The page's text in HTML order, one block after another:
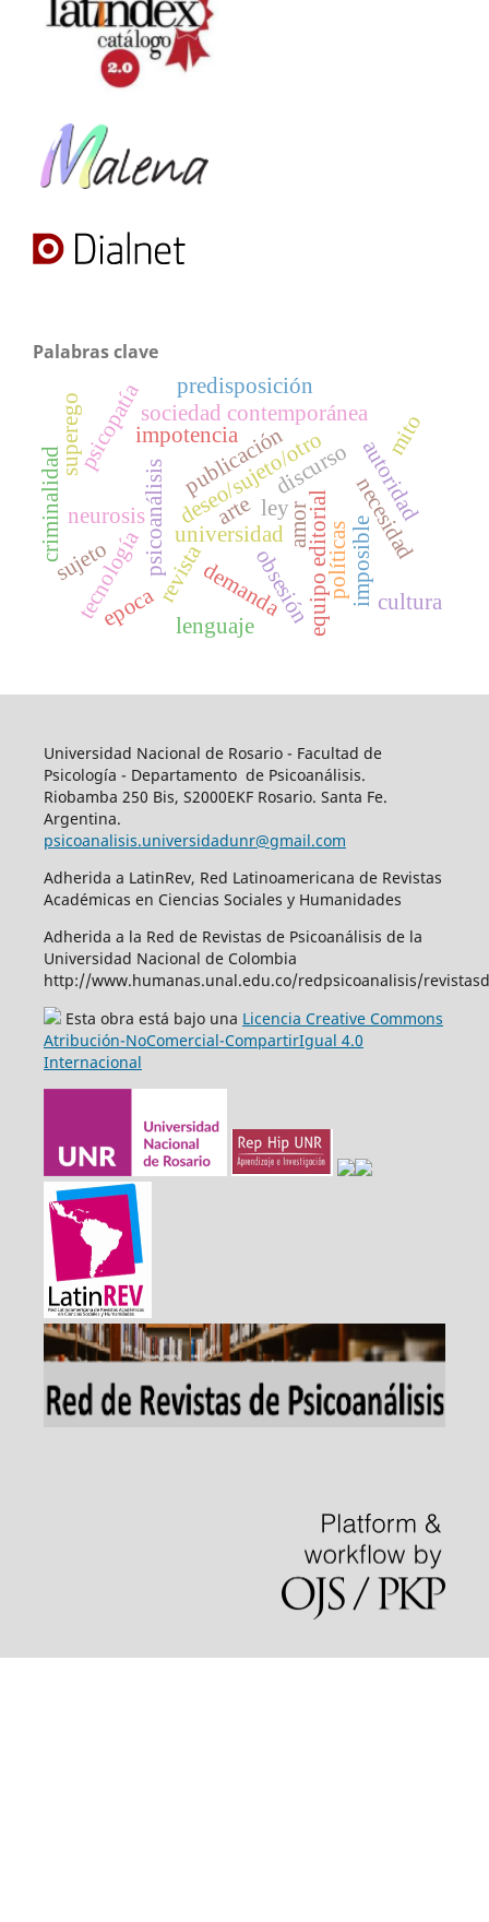
Palabras clave
políticas
publicación
equipo editorial
revista
psicoanálisis universidad
arte
impotencia
imposible
neurosis
obsesión
necesidad
demanda
deseo/sujeto/otro
sociedad contemporánea
psicopatía
tecnología
autoridad
criminalidadsujeto
ley
cultura
epoca
superego
lenguaje
discurso
mito
amor
predisposición
Universidad Nacional de Rosario - Facultad de
Psicología - Departamento de Psicoanálisis.
Riobamba 250 Bis, S2000EKF Rosario. Santa Fe.
Argentina.
psicoanalisis.universidadunr@gmail.com
Adherida a LatinRev, Red Latinoamericana de Revistas
Académicas en Ciencias Sociales y Humanidades
Adherida a la Red de Revistas de Psicoanálisis de la
Universidad Nacional de Colombia
http://www.humanas.unal.edu.co/redpsicoanalisis/
Esta obra está bajo una Licencia Creative Commons
Atribución-NoComercial-CompartirIgual 4.0
Internacional